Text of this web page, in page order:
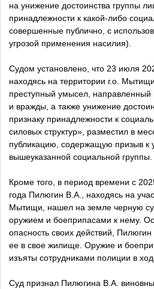
на унижение достоинства группы
принадлежности к какой-либо
совершенные публично, с
угрозой применения насилия).
Судом установлено, что 23 июля
находясь на территории г.о.
преступный умысел, направленный
и вражды, а также унижение
признаку принадлежности к
силовых структур», разместил в
публикацию, содержащую призыв к
вышеуказанной социальной группы.
Кроме того, в период времени с
года Пилюгин В.А., находясь на
Мытищи, нашел на земле черную
оружием и боеприпасами к нему.
опасность своих действий,
ее в свое жилище. Оружие и
изъяты сотрудниками полиции в
Суд признал Пилюгина В.А.